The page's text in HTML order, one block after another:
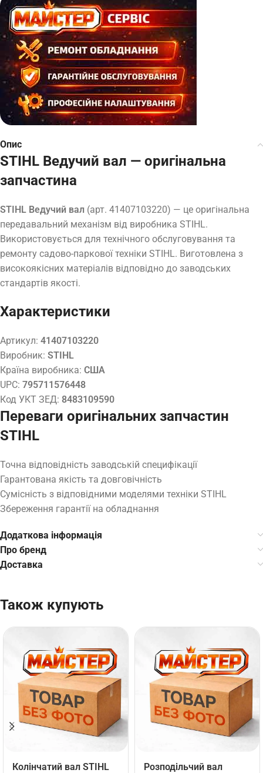
Опис
STIHL Ведучий вал — оригінальна
запчастина
STIHL Ведучий вал (арт. 41407103220) — це оригінальна
передавальний механізм від виробника STIHL.
Використовується для технічного обслуговування та
ремонту садово-паркової техніки STIHL. Виготовлена з
високоякісних матеріалів відповідно до заводських
стандартів якості.
Характеристики
Артикул: 41407103220
Виробник: STIHL
Країна виробника: США
UPC: 795711576448
Код УКТ ЗЕД: 8483109590
Переваги оригінальних запчастин
STIHL
Точна відповідність заводській специфікації
Гарантована якість та довговічність
Сумісність з відповідними моделями техніки STIHL
Збереження гарантії на обладнання
Додаткова інформація
Про бренд
Доставка
Також купують
Колінчатий вал STIHL
Розподільчий вал